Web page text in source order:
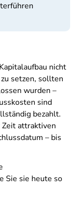
nicht
zu setzen, sollten
wurden –
sind
bezahlt.
attraktiven
– bis
Sie sie heute so